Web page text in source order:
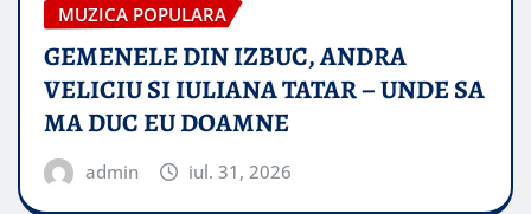
MUZICA POPULARA
GEMENELE DIN IZBUC, ANDRA
VELICIU SI IULIANA TATAR – UNDE SA
MA DUC EU DOAMNE
admin iul. 31, 2026